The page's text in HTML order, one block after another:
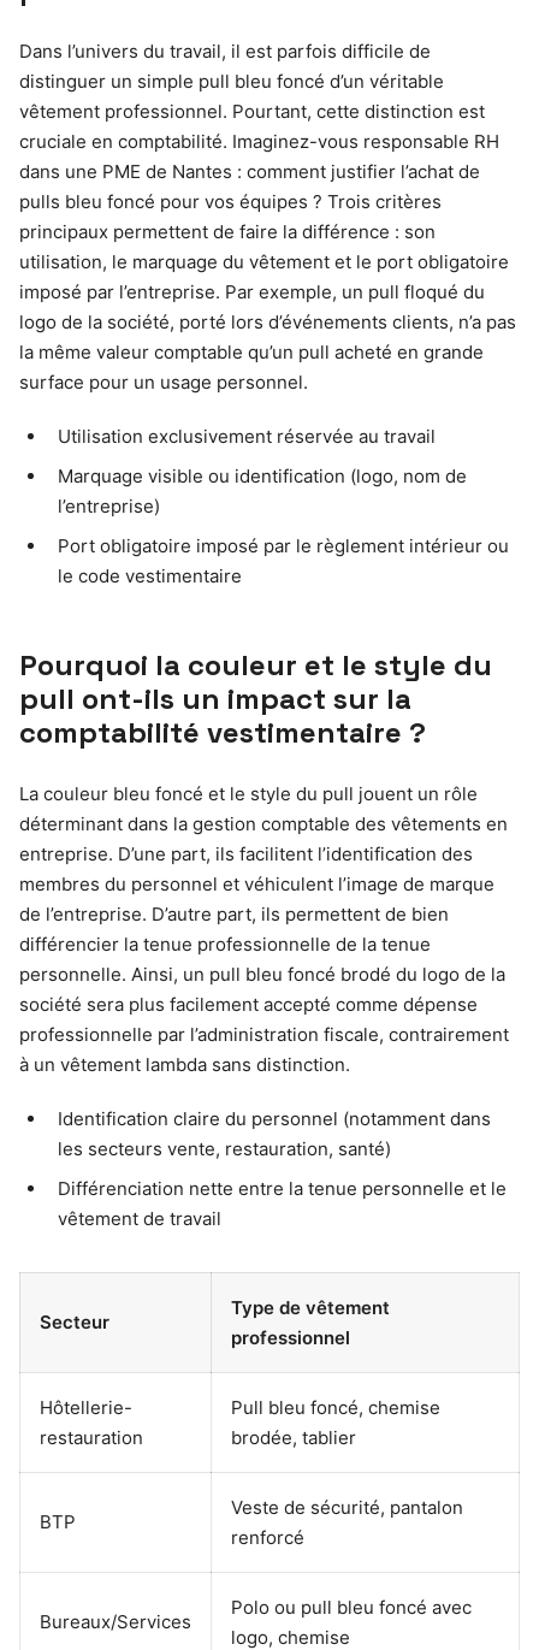
Dans l’univers du travail, il est parfois difficile de
distinguer un simple pull bleu foncé d’un véritable
vêtement professionnel. Pourtant, cette distinction est
cruciale en comptabilité. Imaginez-vous responsable RH
dans une PME de Nantes : comment justifier l’achat de
pulls bleu foncé pour vos équipes ? Trois critères
principaux permettent de faire la différence : son
utilisation, le marquage du vêtement et le port obligatoire
imposé par l’entreprise. Par exemple, un pull floqué du
logo de la société, porté lors d’événements clients, n’a pas
la même valeur comptable qu’un pull acheté en grande
surface pour un usage personnel.
Utilisation exclusivement réservée au travail
Marquage visible ou identification (logo, nom de
l’entreprise)
Port obligatoire imposé par le règlement intérieur ou
le code vestimentaire
Pourquoi la couleur et le style du
pull ont-ils un impact sur la
comptabilité vestimentaire ?
La couleur bleu foncé et le style du pull jouent un rôle
déterminant dans la gestion comptable des vêtements en
entreprise. D’une part, ils facilitent l’identification des
membres du personnel et véhiculent l’image de marque
de l’entreprise. D’autre part, ils permettent de bien
différencier la tenue professionnelle de la tenue
personnelle. Ainsi, un pull bleu foncé brodé du logo de la
société sera plus facilement accepté comme dépense
professionnelle par l’administration fiscale, contrairement
à un vêtement lambda sans distinction.
Identification claire du personnel (notamment dans
les secteurs vente, restauration, santé)
Différenciation nette entre la tenue personnelle et le
vêtement de travail
Secteur
Type de vêtement
professionnel
Hôtellerie-
restauration
Pull bleu foncé, chemise
brodée, tablier
BTP
Veste de sécurité, pantalon
renforcé
Bureaux/Services
Polo ou pull bleu foncé avec
logo, chemise